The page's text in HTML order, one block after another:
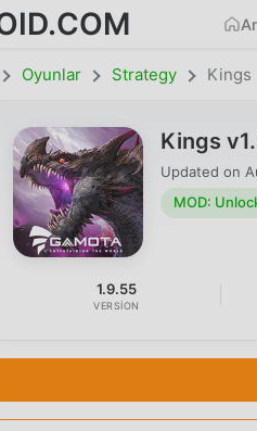
Oyunlar Strategy Kings
Kings
Updated on
MOD:
1.9.55
VERSION